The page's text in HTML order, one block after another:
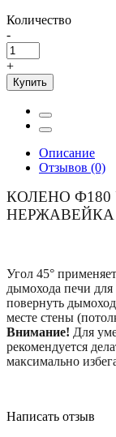
Количество
-
+
Купить
Описание
Отзывов (0)
КОЛЕНО Ф180
НЕРЖАВЕЙКА
Угол 45°
дымохода печи для
повернуть
месте стены
Внимание! Для
рекомендуется
максимально
Написать отзыв